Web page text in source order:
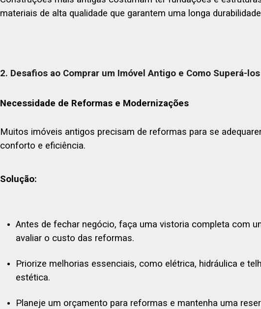
materiais de alta qualidade que garantem uma longa
2. Desafios ao Comprar um Imóvel Antigo e Como Superá-los
Necessidade de Reformas e Modernizações
Muitos imóveis antigos precisam de reformas para se
conforto e eficiência.
Solução:
Antes de fechar negócio, faça uma vistoria completa com
avaliar o custo das reformas.
Priorize melhorias essenciais, como elétrica, hidráulica e
estética.
Planeje um orçamento para reformas e mantenha uma